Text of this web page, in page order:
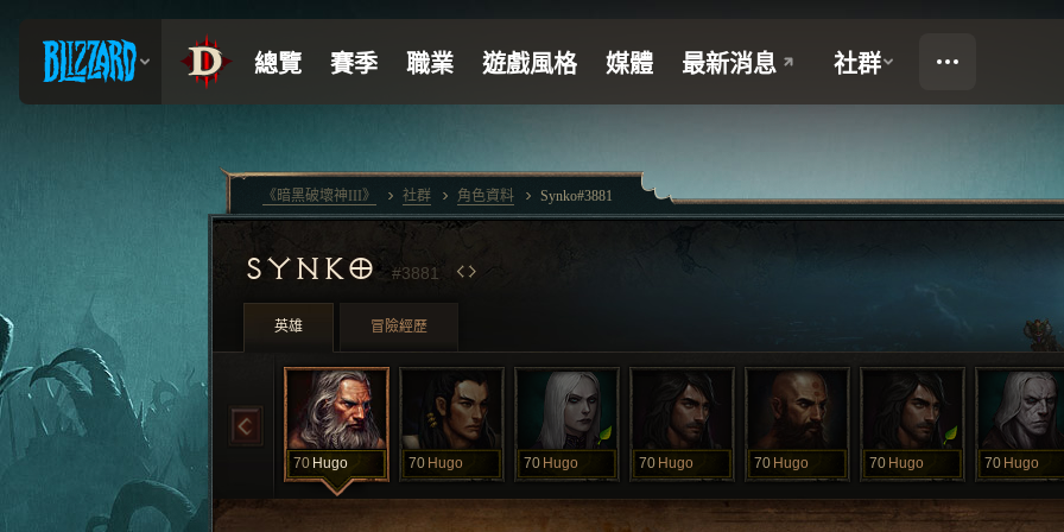
SYNKO #3881
英雄 冒險經歷
70 Hugo 70 Hugo 70 Hugo 70 Hugo 70 Hugo 70 Hugo 70 Hugo
《暗黑破壞神III》 社群 角色資料 Synko#3881